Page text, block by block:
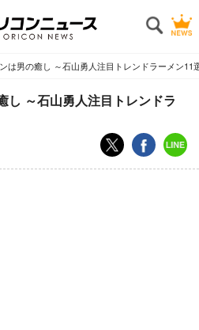
は男の癒し ～石山勇人注目トレンドラーメン11
し ～石山勇人注目トレンドラ